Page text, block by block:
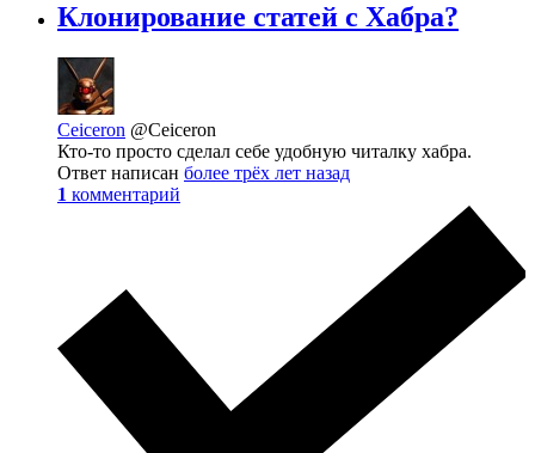
Клонирование статей с Хабра?
Ceiceron @Ceiceron
Кто-то просто сделал себе удобную читалку хабра.
Ответ написан более трёх лет назад
1 комментарий